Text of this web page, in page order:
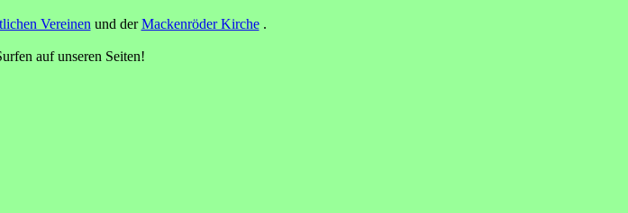
Vereinen und derMackenröder Kirche.
auf unseren Seiten!